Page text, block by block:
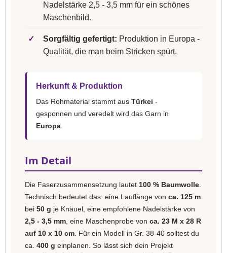
Nadelstärke 2,5 - 3,5 mm für ein schönes
Maschenbild.
✓ Sorgfältig gefertigt: Produktion in Europa -
Qualität, die man beim Stricken spürt.
Herkunft & Produktion
Das Rohmaterial stammt aus Türkei -
gesponnen und veredelt wird das Garn in
Europa
Im Detail
Die Faserzusammensetzung lautet 100 % Baumwolle
Technisch bedeutet das: eine Lauflänge von ca. 125 m
bei 50 g je Knäuel, eine empfohlene Nadelstärke von
2,5 - 3,5 mm , eine Maschenprobe von ca. 23 M x 28 R
auf 10 x 10 cm . Für ein Modell in Gr. 38-40 solltest du
ca. 400 g einplanen. So lässt sich dein Projekt